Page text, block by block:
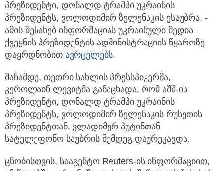
პრეზიდენტი, დონალდ ტრამპი უკრაინის
პრეზიდენტს, ვოლოდიმირ ზელენსკის ესაუბრა, -
ამის შესახებ ინფორმაციას უკრაინული მედია
ქვეყნის პრეზიდენტის ადმინისტრაციის წყაროზე
დაყრდნობით ავრცელებს.
მანამდე, თეთრი სახლის პრესსპიკერმა,
კეროლაინ ლევიტმა განაცხადა, რომ აშშ-ის
პრეზიდენტი, დონალდ ტრამპი უკრაინის
პრეზიდენტს, ვოლოდიმირ ზელენსკის რუსეთის
პრეზიდენტთან, ვლადიმერ პუტინთან
სატელეფონო საუბრის შემდეგ დაურეკავდა.
ცნობისთვის, სააგენტო Reuters-ის ინფორმაციით,